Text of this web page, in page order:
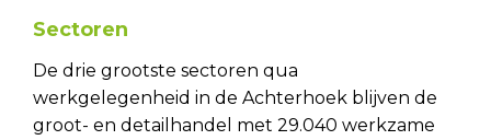
Sectoren
De drie grootste sectoren qua
werkgelegenheid in de Achterhoek blijven de
groot- en detailhandel met 29.040 werkzame